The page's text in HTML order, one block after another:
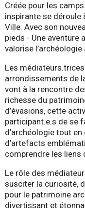
Créée pour les
inspirante se déroule
Ville. Avec son
pieds - Une aventure
valorise
Les
arrondissements de
vont à la rencontre
richesse du
d’évasions, cette
participant.e.s de se
d’archéologie tout
d’artefacts
comprendre les liens
Le rôle des
susciter la curiosité,
pour le patrimoine
divertissant et